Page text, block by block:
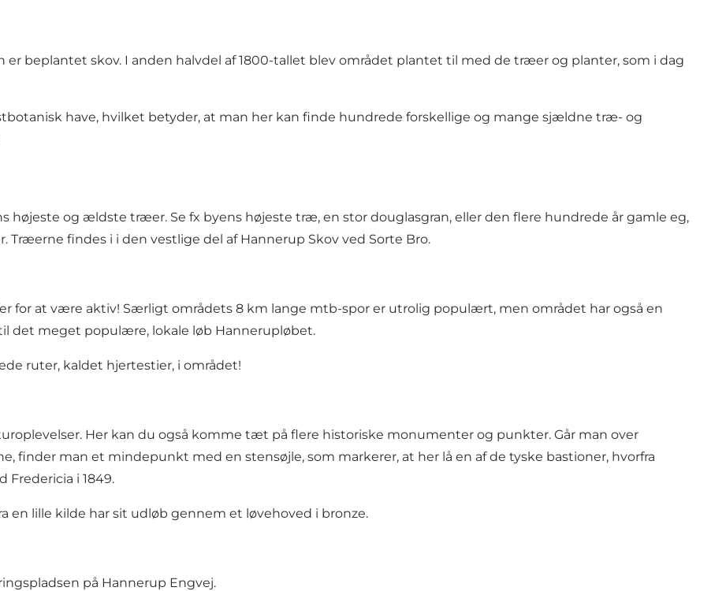
er beplantet skov. I anden halvdel af 1800-tallet blev området plantet til med de træer og planter, som i dag
have, hvilket betyder, at man her kan finde hundrede forskellige og mange sjældne træ- og
højeste og ældste træer. Se fx byens højeste træ, en stor douglasgran, eller den flere hundrede år gamle eg,
findes i i den vestlige del af Hannerup Skov ved Sorte Bro.
for at være aktiv! Særligt områdets 8 km lange mtb-spor er utrolig populært, men området har også en
det meget populære, lokale løb Hannerupløbet.
ruter, kaldet hjertestier, i området!
Her kan du også komme tæt på flere historiske monumenter og punkter. Går man over
finder man et mindepunkt med en stensøjle, som markerer, at her lå en af de tyske bastioner, hvorfra
Fredericia i 1849.
en lille kilde har sit udløb gennem et løvehoved i bronze.
på Hannerup Engvej.